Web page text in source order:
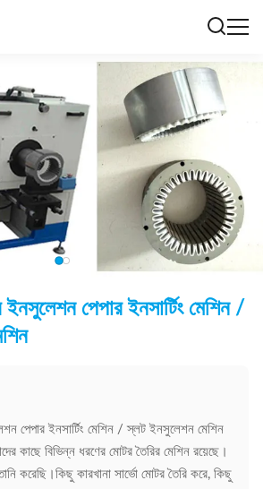
পেপার ইনসার্টিং মেশিন /
পেপার ইনসার্টিং মেশিন / স্লট ইনসুলেশন মেশিন
বিভিন্ন ধরণের মোটর তৈরির মেশিন রয়েছে।
করেছি।কিছু কারখানা সার্ভো মোটর তৈরি করে, কিছু